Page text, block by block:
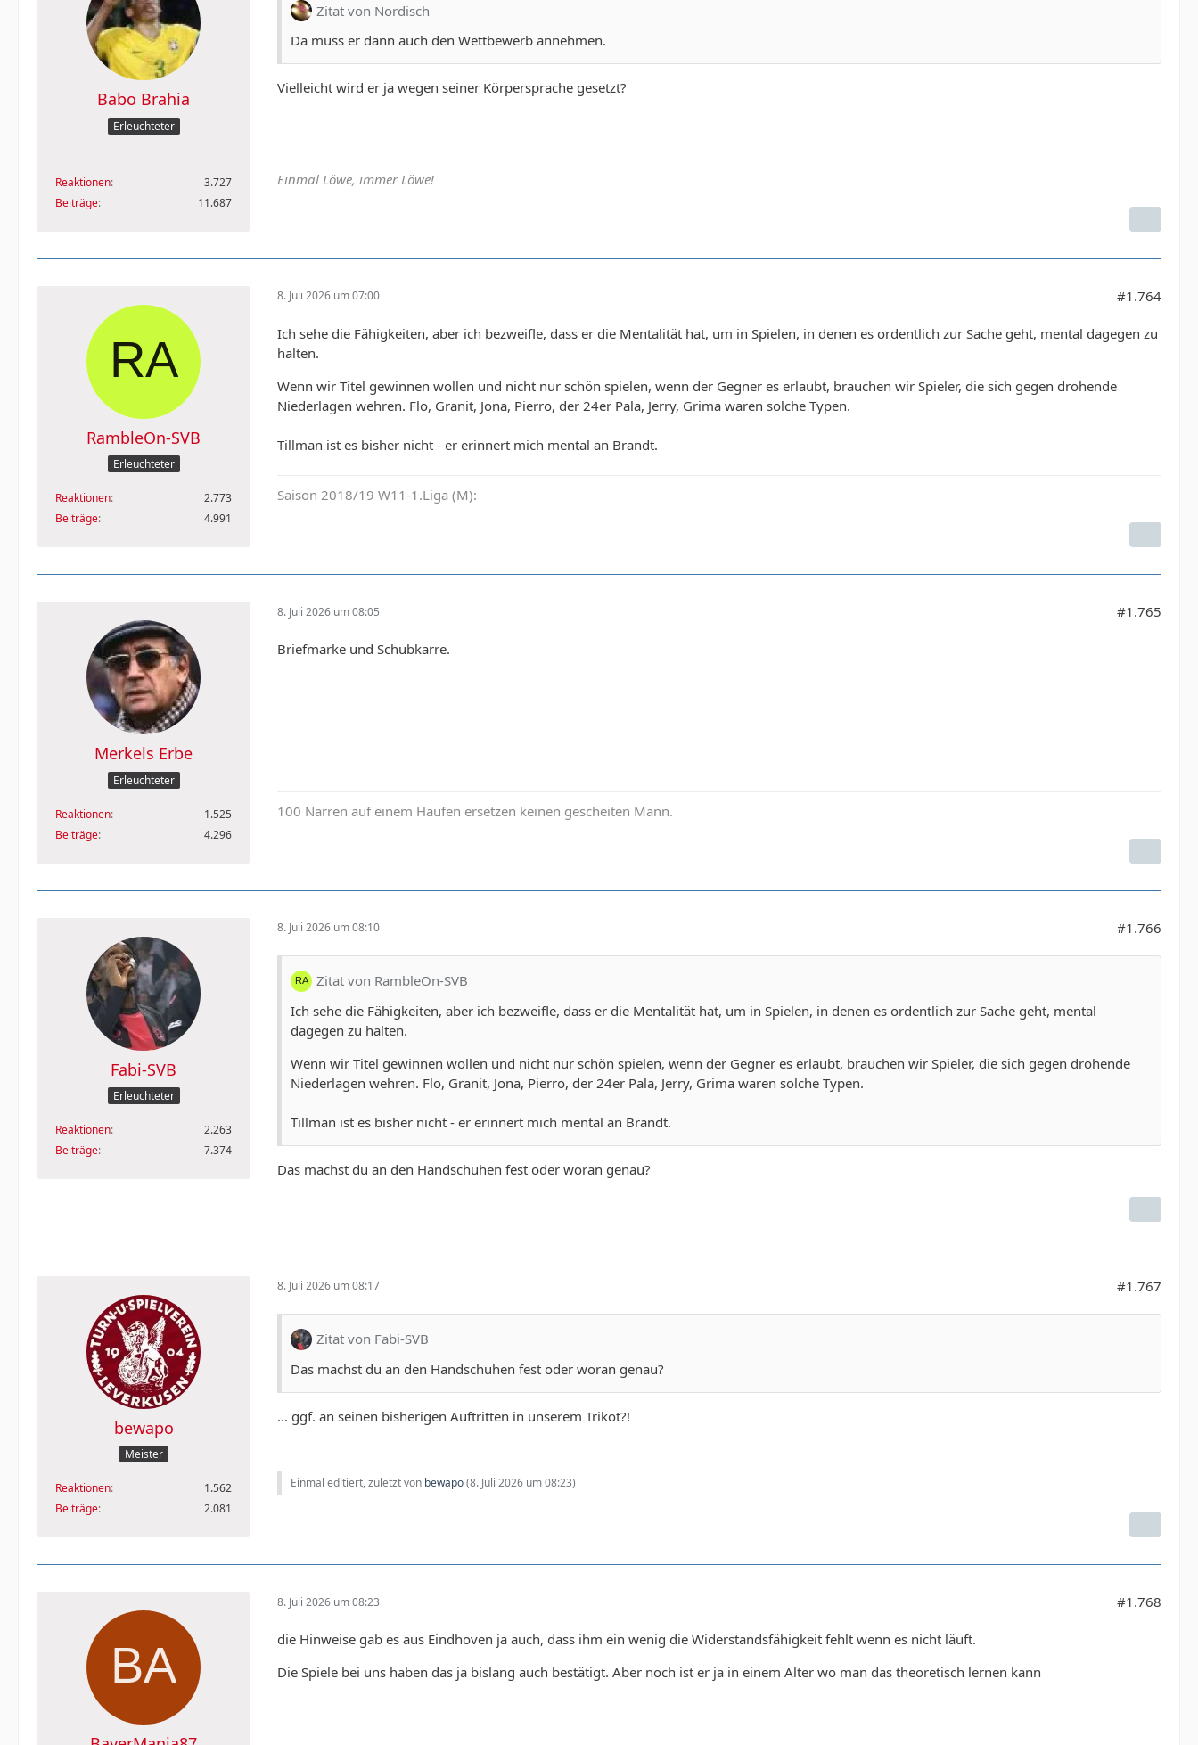
Babo Brahia
Erleuchteter
Reaktionen
3.727
Beiträge
11.687
Zitat von Nordisch
Da muss er dann auch den Wettbewerb annehmen.
Vielleicht wird er ja wegen seiner Körpersprache gesetzt?
Einmal Löwe, immer Löwe!
RambleOn-SVB
Erleuchteter
Reaktionen
2.773
Beiträge
4.991
8. Juli 2026 um 07:00 #1.764
Ich sehe die Fähigkeiten, aber ich bezweifle, dass er die Mentalität hat, um in Spielen, in denen es ordentlich zur Sache geht, mental dagegen zu
halten.
Wenn wir Titel gewinnen wollen und nicht nur schön spielen, wenn der Gegner es erlaubt, brauchen wir Spieler, die sich gegen drohende
Niederlagen wehren. Flo, Granit, Jona, Pierro, der 24er Pala, Jerry, Grima waren solche Typen.
Tillman ist es bisher nicht - er erinnert mich mental an Brandt.
Saison 2018/19 W11-1.Liga (M):
Merkels Erbe
Erleuchteter
Reaktionen
1.525
Beiträge
4.296
8. Juli 2026 um 08:05 #1.765
Briefmarke und Schubkarre.
100 Narren auf einem Haufen ersetzen keinen gescheiten Mann.
Fabi-SVB
Erleuchteter
Reaktionen
2.263
Beiträge
7.374
8. Juli 2026 um 08:10 #1.766
Zitat von RambleOn-SVB
Ich sehe die Fähigkeiten, aber ich bezweifle, dass er die Mentalität hat, um in Spielen, in denen es ordentlich zur Sache geht, mental
dagegen zu halten.
Wenn wir Titel gewinnen wollen und nicht nur schön spielen, wenn der Gegner es erlaubt, brauchen wir Spieler, die sich gegen drohende
Niederlagen wehren. Flo, Granit, Jona, Pierro, der 24er Pala, Jerry, Grima waren solche Typen.
Tillman ist es bisher nicht - er erinnert mich mental an Brandt.
Das machst du an den Handschuhen fest oder woran genau?
bewapo
Meister
Reaktionen
1.562
Beiträge
2.081
8. Juli 2026 um 08:17 #1.767
Zitat von Fabi-SVB
Das machst du an den Handschuhen fest oder woran genau?
... ggf. an seinen bisherigen Auftritten in unserem Trikot?!
Einmal editiert, zuletzt von bewapo(8. Juli 2026 um 08:23)
8. Juli 2026 um 08:23 #1.768
die Hinweise gab es aus Eindhoven ja auch, dass ihm ein wenig die Widerstandsfähigkeit fehlt wenn es nicht läuft.
Die Spiele bei uns haben das ja bislang auch bestätigt. Aber noch ist er ja in einem Alter wo man das theoretisch lernen kann